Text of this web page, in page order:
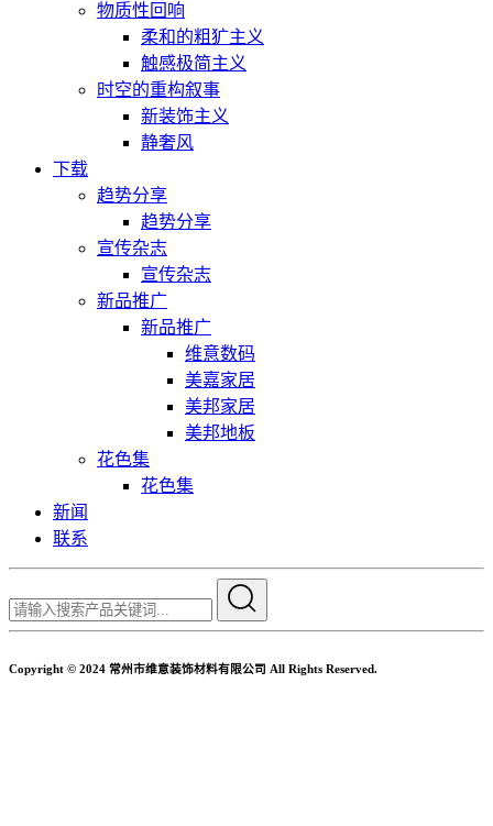
物质性回响
柔和的粗犷主义
触感极简主义
时空的重构叙事
新装饰主义
静奢风
下载
趋势分享
趋势分享
宣传杂志
宣传杂志
新品推广
新品推广
维意数码
美嘉家居
美邦家居
美邦地板
花色集
花色集
新闻
联系
Copyright © 2024 常州市维意装饰材料有限公司 All Rights Reserved.